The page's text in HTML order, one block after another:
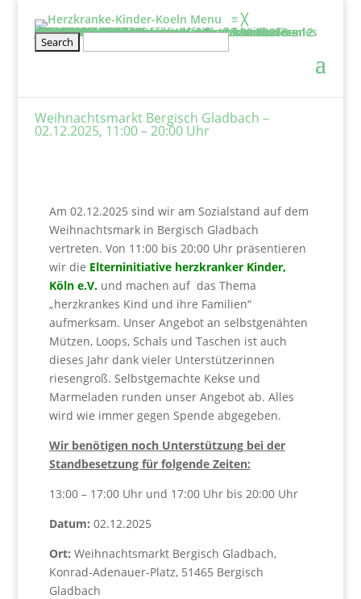
Menu ≡ ╳
Informieren
Über uns
Film: Projekte der Elterninitiative
Aufgaben & Ziele
Entstehung
Satzung
Vorstand
Kontakt
Schirmherr/frau
Tätigkeitsbericht
2025
2024
2023
2022
2021
2020
Projekte
Kölner Klinikclowns
Kunsttherapie
Besuchsdienst
Elternwohnung
Netzwerke und links
Wissenswertes
BHVK
Herzfenster & Info
Newsletter BVHK
Mitmachen
Veranstaltung
Geschwisterseminar für gesunde Kinder von 6 – 12 Jahre und ihre Eltern vom 25.09. – 27.09.2026
2026-Seminar für Eltern: Wir gehe ich mit meinen Ängsten um?
Wellenreiten- und Surf Kurs für herzkranke Teenies von 12 – 18 Jahren
Klettertraining für herzkranke Kinder und Geschwister ab 6 Jahre
Rückblick
Erfahrungsberichte
Mitglied werden
Stammtisch für Eltern von herzkranken Kindern
Kontakt
Spenden
Jetzt Spenden
Spendeneinsatz
Aktuelle Spendenprojekte
Vielen Dank
Spendenbescheinigung
Freistellungsbescheid
Weihnachtsmarkt Bergisch Gladbach –
02.12.2025, 11:00 – 20:00 Uhr
Am 02.12.2025 sind wir am Sozialstand auf dem
Weihnachtsmark in Bergisch Gladbach
vertreten. Von 11:00 bis 20:00 Uhr präsentieren
wir die Elterninitiative herzkranker Kinder,
Köln e.V. und machen auf das Thema
„herzkrankes Kind und ihre Familien“
aufmerksam. Unser Angebot an selbstgenähten
Mützen, Loops, Schals und Taschen ist auch
dieses Jahr dank vieler Unterstützerinnen
riesengroß. Selbstgemachte Kekse und
Marmeladen runden unser Angebot ab. Alles
wird wie immer gegen Spende abgegeben.
Wir benötigen noch Unterstützung bei der
Standbesetzung für folgende Zeiten:
13:00 – 17:00 Uhr und 17:00 Uhr bis 20:00 Uhr
Datum: 02.12.2025
Ort: Weihnachtsmarkt Bergisch Gladbach,
Konrad-Adenauer-Platz, 51465 Bergisch
Gladbach